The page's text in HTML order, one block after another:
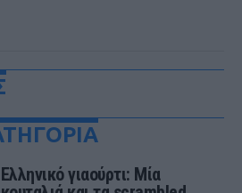
Ελληνικό γιαούρτι: Μία